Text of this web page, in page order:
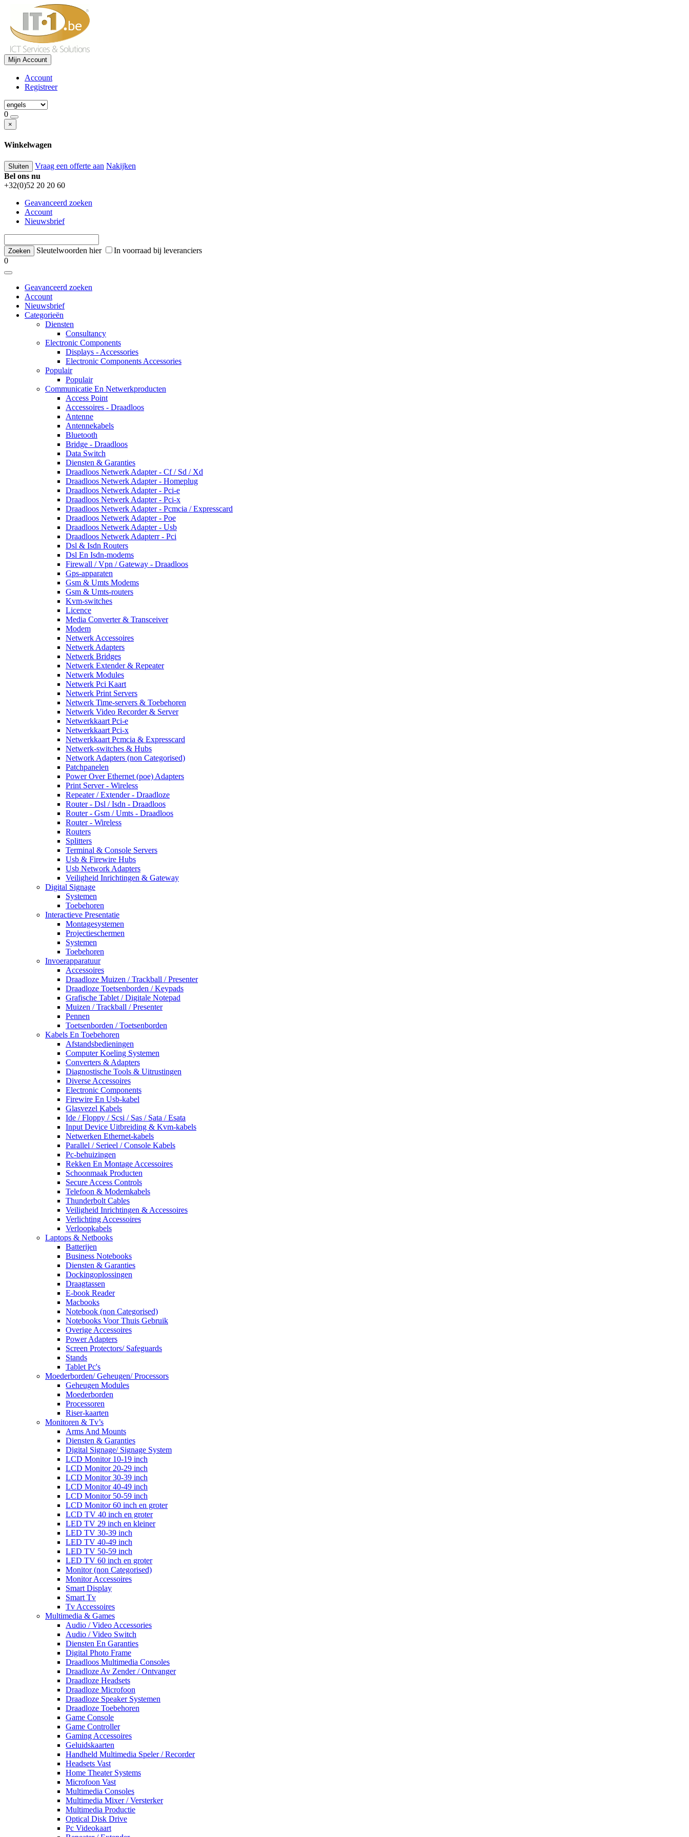
Mijn Account
Account
Registreer
0
×
Winkelwagen
Sluiten Vraag een offerte aan Nakijken
Bel ons nu
+32(0)52 20 20 60
Geavanceerd zoeken
Account
Nieuwsbrief
Sleutelwoorden hier
In voorraad bij leveranciers
0
Geavanceerd zoeken
Account
Nieuwsbrief
Categorieën
Diensten
Consultancy
Electronic Components
Displays - Accessories
Electronic Components Accessories
Populair
Populair
Communicatie En Netwerkproducten
Access Point
Accessoires - Draadloos
Antenne
Antennekabels
Bluetooth
Bridge - Draadloos
Data Switch
Diensten & Garanties
Draadloos Netwerk Adapter - Cf / Sd / Xd
Draadloos Netwerk Adapter - Homeplug
Draadloos Netwerk Adapter - Pci-e
Draadloos Netwerk Adapter - Pci-x
Draadloos Netwerk Adapter - Pcmcia / Expresscard
Draadloos Netwerk Adapter - Poe
Draadloos Netwerk Adapter - Usb
Draadloos Netwerk Adapterr - Pci
Dsl & Isdn Routers
Dsl En Isdn-modems
Firewall / Vpn / Gateway - Draadloos
Gps-apparaten
Gsm & Umts Modems
Gsm & Umts-routers
Kvm-switches
Licence
Media Converter & Transceiver
Modem
Netwerk Accessoires
Netwerk Adapters
Netwerk Bridges
Netwerk Extender & Repeater
Netwerk Modules
Netwerk Pci Kaart
Netwerk Print Servers
Netwerk Time-servers & Toebehoren
Netwerk Video Recorder & Server
Netwerkkaart Pci-e
Netwerkkaart Pci-x
Netwerkkaart Pcmcia & Expresscard
Netwerk-switches & Hubs
Network Adapters (non Categorised)
Patchpanelen
Power Over Ethernet (poe) Adapters
Print Server - Wireless
Repeater / Extender - Draadloze
Router - Dsl / Isdn - Draadloos
Router - Gsm / Umts - Draadloos
Router - Wireless
Routers
Splitters
Terminal & Console Servers
Usb & Firewire Hubs
Usb Network Adapters
Veiligheid Inrichtingen & Gateway
Digital Signage
Systemen
Toebehoren
Interactieve Presentatie
Montagesystemen
Projectieschermen
Systemen
Toebehoren
Invoerapparatuur
Accessoires
Draadloze Muizen / Trackball / Presenter
Draadloze Toetsenborden / Keypads
Grafische Tablet / Digitale Notepad
Muizen / Trackball / Presenter
Pennen
Toetsenborden / Toetsenborden
Kabels En Toebehoren
Afstandsbedieningen
Computer Koeling Systemen
Converters & Adapters
Diagnostische Tools & Uitrustingen
Diverse Accessoires
Electronic Components
Firewire En Usb-kabel
Glasvezel Kabels
Ide / Floppy / Scsi / Sas / Sata / Esata
Input Device Uitbreiding & Kvm-kabels
Netwerken Ethernet-kabels
Parallel / Serieel / Console Kabels
Pc-behuizingen
Rekken En Montage Accessoires
Schoonmaak Producten
Secure Access Controls
Telefoon & Modemkabels
Thunderbolt Cables
Veiligheid Inrichtingen & Accessoires
Verlichting Accessoires
Verloopkabels
Laptops & Netbooks
Batterijen
Business Notebooks
Diensten & Garanties
Dockingoplossingen
Draagtassen
E-book Reader
Macbooks
Notebook (non Categorised)
Notebooks Voor Thuis Gebruik
Overige Accessoires
Power Adapters
Screen Protectors/ Safeguards
Stands
Tablet Pc's
Moederborden/ Geheugen/ Processors
Geheugen Modules
Moederborden
Processoren
Riser-kaarten
Monitoren & Tv’s
Arms And Mounts
Diensten & Garanties
Digital Signage/ Signage System
LCD Monitor 10-19 inch
LCD Monitor 20-29 inch
LCD Monitor 30-39 inch
LCD Monitor 40-49 inch
LCD Monitor 50-59 inch
LCD Monitor 60 inch en groter
LCD TV 40 inch en groter
LED TV 29 inch en kleiner
LED TV 30-39 inch
LED TV 40-49 inch
LED TV 50-59 inch
LED TV 60 inch en groter
Monitor (non Categorised)
Monitor Accessoires
Smart Display
Smart Tv
Tv Accessoires
Multimedia & Games
Audio / Video Accessories
Audio / Video Switch
Diensten En Garanties
Digital Photo Frame
Draadloos Multimedia Consoles
Draadloze Av Zender / Ontvanger
Draadloze Headsets
Draadloze Microfoon
Draadloze Speaker Systemen
Draadloze Toebehoren
Game Console
Game Controller
Gaming Accessoires
Geluidskaarten
Handheld Multimedia Speler / Recorder
Headsets Vast
Home Theater Systems
Microfoon Vast
Multimedia Consoles
Multimedia Mixer / Versterker
Multimedia Productie
Optical Disk Drive
Pc Videokaart